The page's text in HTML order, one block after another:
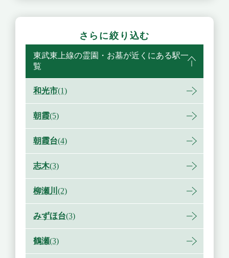
さらに絞り込む
東武東上線の霊園・お墓が近くにある駅一
覧
和光市(1)
朝霞(5)
朝霞台(4)
志木(3)
柳瀬川 (2)
みずほ台(3)
鶴瀬(3)